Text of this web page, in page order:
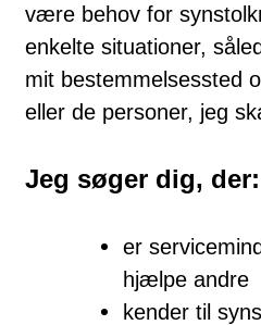
være behov for
enkelte situationer,
mit bestemmelsessted
eller de personer, jeg
Jeg søger dig, der:
er
hjælpe andre
kender til